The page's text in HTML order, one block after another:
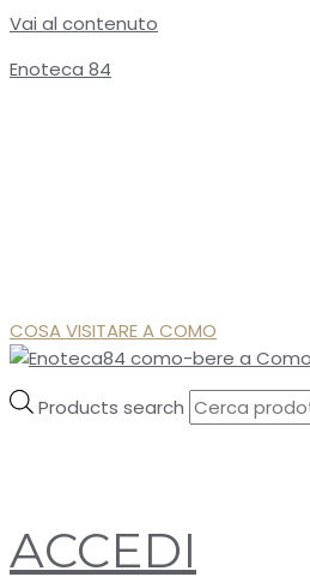
Vai al contenuto
Enoteca 84
COSA VISITARE A COMO
Products search
ACCEDI